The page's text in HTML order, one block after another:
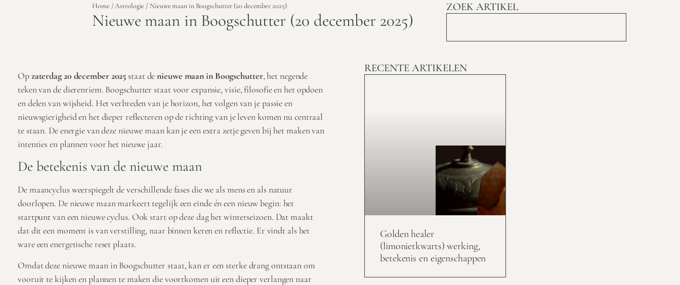
Home /Astrologie / Nieuwe maan in Boogschutter (20 december 2025)
Nieuwe maan in Boogschutter (20 december 2025)
ZOEK ARTIKEL
Opzaterdag 20 december 2025staat denieuwe maan in Boogschutter, het negende
teken van de dierenriem. Boogschutter staat voor expansie, visie, filosofie en het opdoen
en delen van wijsheid. Het verbreden van je horizon, het volgen van je passie en
nieuwsgierigheid en het dieper reflecteren op de richting van je leven komen nu centraal
te staan. De energie van deze nieuwe maan kan je een extra zetje geven bij het maken van
intenties en plannen voor het nieuwe jaar.
De betekenis van de nieuwe maan
De maancyclus weerspiegelt de verschillende fases die we als mens en als natuur
doorlopen. De nieuwe maan markeert tegelijk een einde én een nieuw begin: het
startpunt van een nieuwe cyclus. Ook start op deze dag het winterseizoen. Dat maakt
dat dit een moment is van verstilling, naar binnen keren en reflectie. Er vindt als het
ware een energetische reset plaats.
Omdat deze nieuwe maan in Boogschutter staat, kan er een sterke drang ontstaan om
vooruit te kijken en plannen te maken die voortkomen uit een dieper verlangen naar
RECENTE ARTIKELEN
Golden healer
(limonietkwarts) werking,
betekenis en eigenschappen